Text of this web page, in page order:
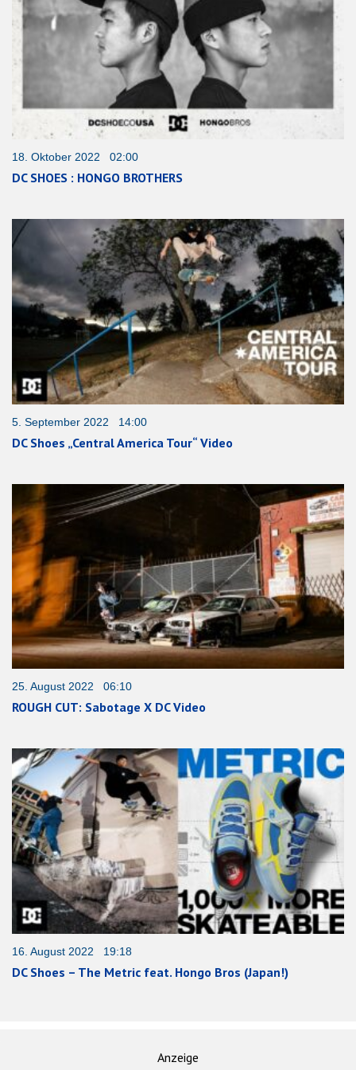
18. Oktober 2022 02:00
DC SHOES : HONGO BROTHERS
5. September 2022 14:00
DC Shoes „Central America Tour“ Video
25. August 2022 06:10
ROUGH CUT: Sabotage X DC Video
16. August 2022 19:18
DC Shoes – The Metric feat. Hongo Bros (Japan!)
Anzeige